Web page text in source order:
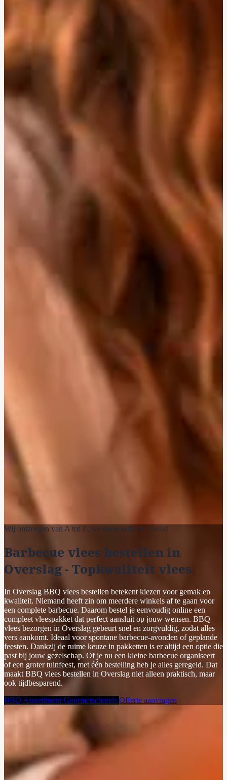
Wij ontzorgen van A tot Z, we doen zelfs de afwas!
Barbecue vlees bestellen in
Overslag - Topkwaliteit vlees
In Overslag BBQ vlees bestellen betekent kiezen voor gemak en
kwaliteit. Niemand heeft zin om meerdere winkels af te gaan voor
een complete barbecue. Daarom bestel je eenvoudig online een
compleet vleespakket dat perfect aansluit op jouw wensen. BBQ
vlees bezorgen in Overslag gebeurt snel en zorgvuldig, zodat alles
vers aankomt. Ideaal voor spontane barbecue-avonden of geplande
feesten. Dankzij de ruime keuze in pakketten is er altijd een optie die
past bij jouw gezelschap. Of je nu een kleine barbecue organiseert
of een groter tuinfeest, met één bestelling heb je alles geregeld. Dat
maakt BBQ vlees bestellen in Overslag niet alleen praktisch, maar
ook tijdbesparend.
BBQ Assortiment Gourmetschotels Offerte aanvragen